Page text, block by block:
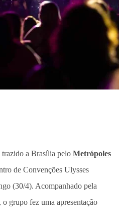
a Brasília pelo Metrópoles
de Convenções Ulysses
(30/4). Acompanhado pela
grupo fez uma apresentação